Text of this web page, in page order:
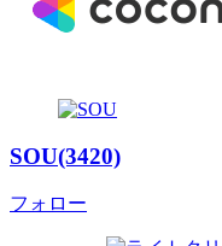
SOU(3420)
フォロー